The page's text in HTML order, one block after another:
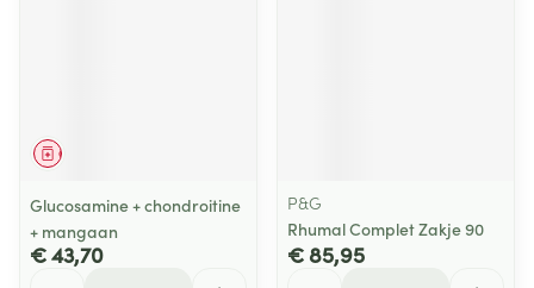
Geneesmiddel
Glucosamine + chondroitine
+ mangaan
€ 43,70
P&G
Rhumal Complet Zakje 90
€ 85,95